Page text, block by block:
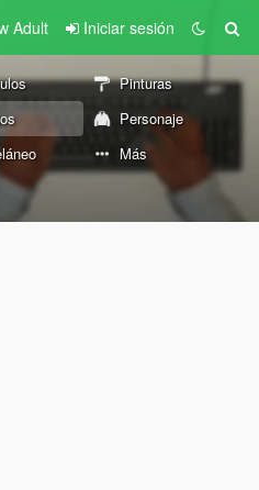
Adult Iniciar sesión
Pinturas
Personaje
Más